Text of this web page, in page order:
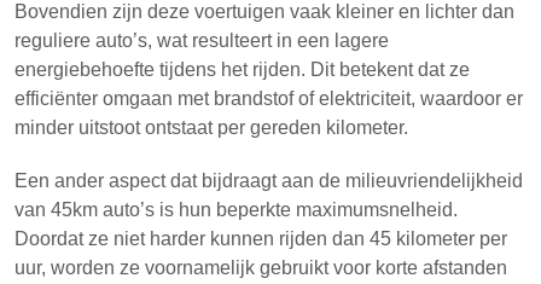
Bovendien zijn deze voertuigen vaak kleiner en lichter dan
reguliere auto’s, wat resulteert in een lagere
energiebehoefte tijdens het rijden. Dit betekent dat ze
efficiënter omgaan met brandstof of elektriciteit, waardoor er
minder uitstoot ontstaat per gereden kilometer.
Een ander aspect dat bijdraagt aan de milieuvriendelijkheid
van 45km auto’s is hun beperkte maximumsnelheid.
Doordat ze niet harder kunnen rijden dan 45 kilometer per
uur, worden ze voornamelijk gebruikt voor korte afstanden